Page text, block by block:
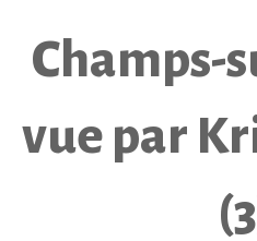
Champs-
vue par